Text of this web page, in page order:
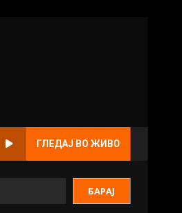
ГЛЕДАЈ ВО ЖИВО
БАРАЈ